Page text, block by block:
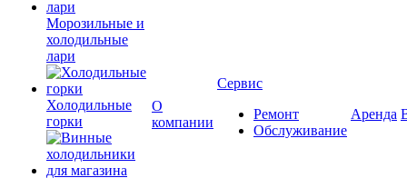
Морозильные и
холодильные
лари
Холодильные
горки
О
компании
Сервис
Ремонт
Обслуживание
Аренда